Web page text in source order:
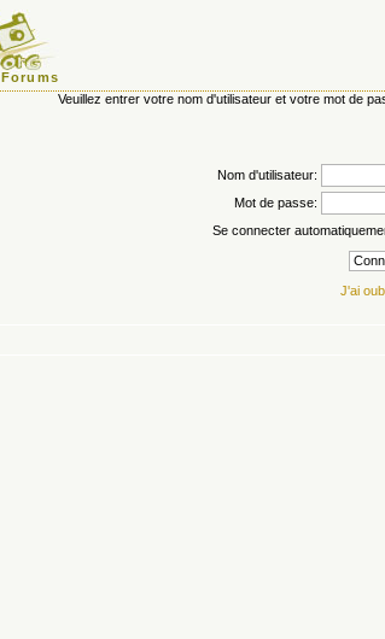
Forums
Veuillez entrer votre nom d'utilisateur et votre mot de
Nom d'utilisateur:
Mot de passe:
Se connecter
J'ai